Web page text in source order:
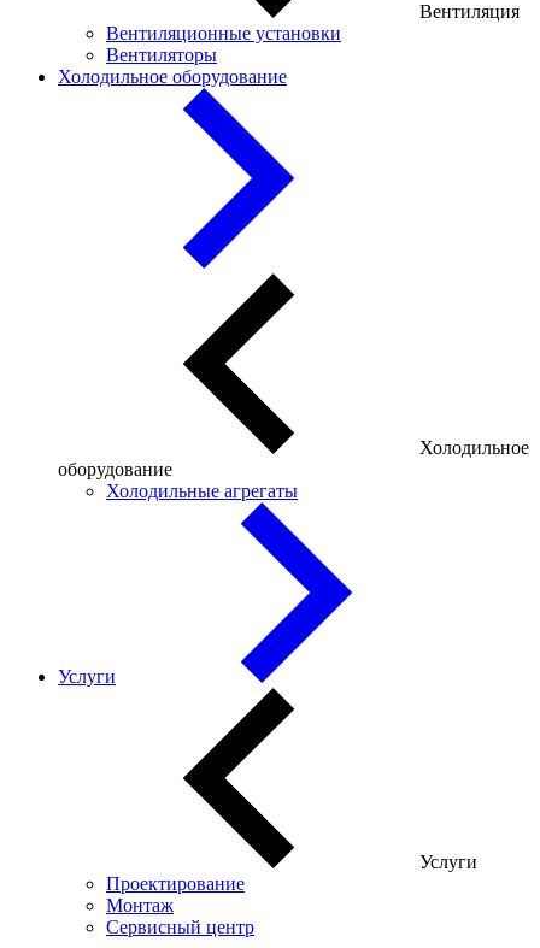
Вентиляция
Вентиляционные установки
Вентиляторы
Холодильное оборудование
Холодильное
оборудование
Холодильные агрегаты
Услуги
Услуги
Проектирование
Монтаж
Сервисный центр